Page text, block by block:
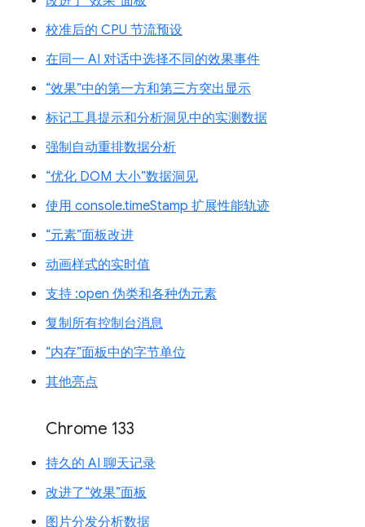
校准后的 CPU 节流预设
在同一 AI 对话中选择不同的效果事件
“效果”中的第一方和第三方突出显示
标记工具提示和分析洞见中的实测数据
强制自动重排数据分析
“优化 DOM 大小”数据洞见
使用 console.timeStamp 扩展性能轨迹
“元素”面板改进
动画样式的实时值
支持 :open 伪类和各种伪元素
复制所有控制台消息
“内存”面板中的字节单位
其他亮点
Chrome 133
持久的 AI 聊天记录
改进了“效果”面板
图片分发分析数据